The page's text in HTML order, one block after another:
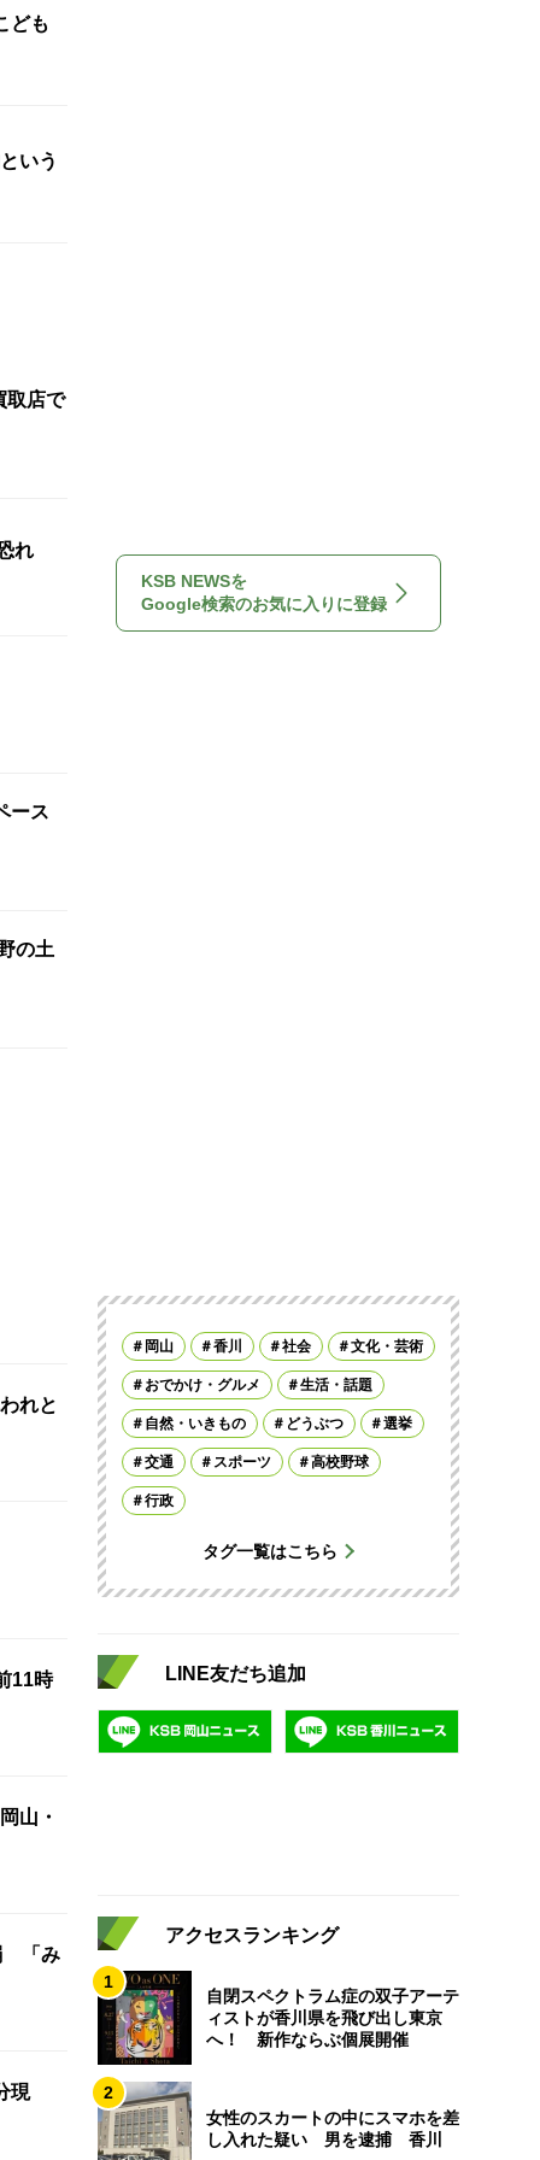
ども
いう
取店で
れ
ース
の土
れと
11時
山・
「み
現
KSB NEWSを
Google検索のお気に入りに登録
岡山 香川 社会 文化・芸術
おでかけ・グルメ 生活・話題
自然・いきもの どうぶつ 選挙
交通 スポーツ 高校野球
行政
タグ一覧はこちら
LINE友だち追加
アクセスランキング
1
自閉スペクトラム症の双子アーテ
ィストが香川県を飛び出し東京
へ！ 新作ならぶ個展開催
2
女性のスカートの中にスマホを差
し入れた疑い 男を逮捕 香川